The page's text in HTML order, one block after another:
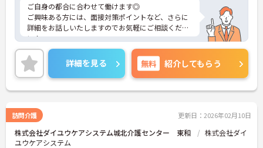
ご自身の都合に合わせて働けます◎
ご興味ある方には、面接対策ポイントなど、さらに
詳細をお話しいたしますのでお気軽にご相談くださ
い！
詳細を見る 無料 紹介してもらう
訪問介護 更新日：2026年02月10日
株式会社ダイユウケアシステム城北介護センター 東和
株式会社ダイ
ユウケアシステム